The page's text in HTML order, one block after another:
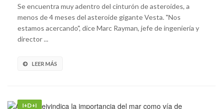
Se encuentra muy adentro del cinturón de asteroides, a
menos de 4 meses del asteroide gigante Vesta. "Nos
estamos acercando", dice Marc Rayman, jefe de ingeniería y
director ...
LEER MÁS
I+D+I